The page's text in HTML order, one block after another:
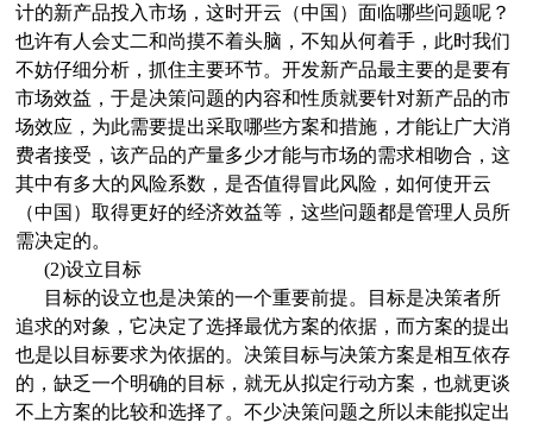
计的新产品投入市场，这时开云（中国）面临哪些问题呢？
也许有人会丈二和尚摸不着头脑，不知从何着手，此时我们
不妨仔细分析，抓住主要环节。开发新产品最主要的是要有
市场效益，于是决策问题的内容和性质就要针对新产品的市
场效应，为此需要提出采取哪些方案和措施，才能让广大消
费者接受，该产品的产量多少才能与市场的需求相吻合，这
其中有多大的风险系数，是否值得冒此风险，如何使开云
（中国）取得更好的经济效益等，这些问题都是管理人员所
需决定的。
(2)设立目标
目标的设立也是决策的一个重要前提。目标是决策者所
追求的对象，它决定了选择最优方案的依据，而方案的提出
也是以目标要求为依据的。决策目标与决策方案是相互依存
的，缺乏一个明确的目标，就无从拟定行动方案，也就更谈
不上方案的比较和选择了。不少决策问题之所以未能拟定出